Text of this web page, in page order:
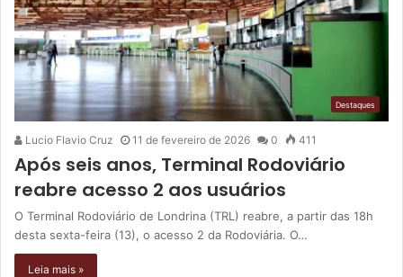
Destaques
Lucio Flavio Cruz 11 de fevereiro de 2026 0 411
Após seis anos, Terminal Rodoviário
reabre acesso 2 aos usuários
O Terminal Rodoviário de Londrina (TRL) reabre, a partir das 18h
desta sexta-feira (13), o acesso 2 da Rodoviária. O…
Leia mais »